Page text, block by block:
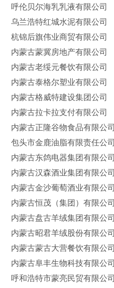
呼伦贝尔海乳乳液有限公司
乌兰浩特红城水泥有限公司
杭锦后旗伟业商贸有限公司
内蒙古蒙冀房地产有限公司
内蒙古老绥元餐饮有限公司
内蒙古泰格尔塑业有限公司
内蒙古格威特建设集团公司
内蒙古拉卡拉支付有限公司
内蒙古正隆谷物食品有限公司
包头市金鹿油脂有限责任公司
内蒙古东鸽电器集团有限公司
内蒙古汉森酒业集团有限公司
内蒙古金沙葡萄酒业有限公司
内蒙古恒茂（集团）有限公司
内蒙古盘古羊绒集团有限公司
内蒙古昭君羊绒股份有限公司
内蒙古蒙古大营餐饮有限公司
内蒙古阜丰生物科技有限公司
呼和浩特市蒙亮民贸有限公司